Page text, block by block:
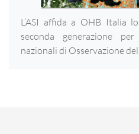
L’ASI affida a OHB Italia
seconda generazione
nazionali di Osservazione